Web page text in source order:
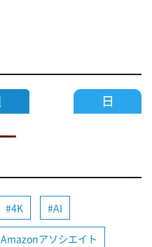
4K AI
Amazonアソシエイト